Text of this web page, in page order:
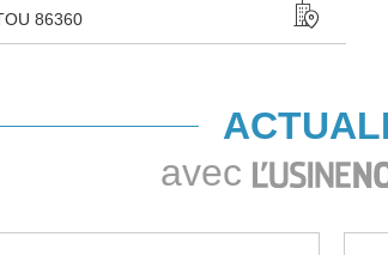
86360
avec